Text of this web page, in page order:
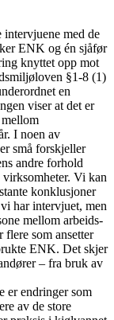
med de
ENK og én sjåfør
knyttet opp mot
§1-8 (1)
en
viser at det er
I noen av
små forskjeller
andre forhold
Vi kan
konklusjoner
har intervjuet, men
mellom arbeids-
flere som ansetter
ENK. Det skjer
– fra bruk av
er endringer som
av de store